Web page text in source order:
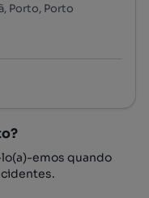
Porto, Porto
emos quando